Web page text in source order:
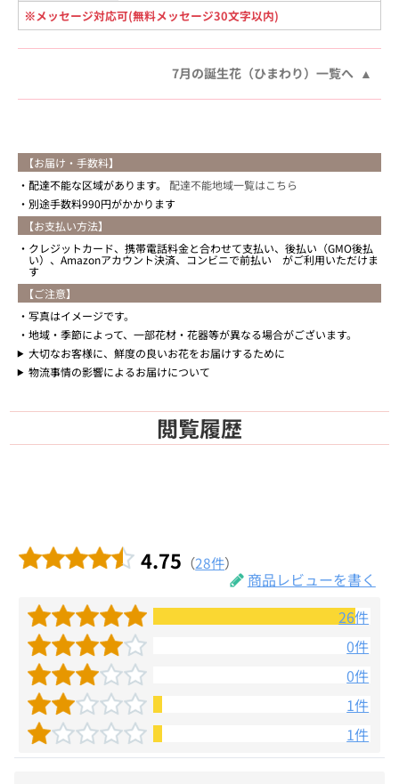
※メッセージ対応可(無料メッセージ30文字以内)
7月の誕生花（ひまわり）一覧へ
【お届け・手数料】
配達不能な区域があります。 配達不能地域一覧はこちら
別途手数料990円がかかります
【お支払い方法】
クレジットカード、携帯電話料金と合わせて支払い、後払い（GMO後払
い）、Amazonアカウント決済、コンビニで前払い がご利用いただけま
す
【ご注意】
写真はイメージです。
地域・季節によって、一部花材・花器等が異なる場合がございます。
大切なお客様に、鮮度の良いお花をお届けするために
物流事情の影響によるお届けについて
閲覧履歴
4.75 （28件）
商品レビューを書く
26件
0件
0件
1件
1件